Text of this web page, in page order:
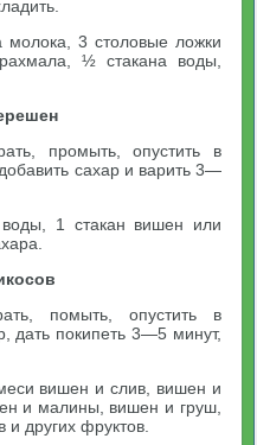
молока, 3 столовые ложки
½ стакана воды,
промыть, опустить в
сахар и варить 3—
воды, 1 стакан вишен или
помыть, опустить в
дать покипеть 3—5 минут,
вишен и слив, вишен и
и малины, вишен и груш,
и других фруктов.